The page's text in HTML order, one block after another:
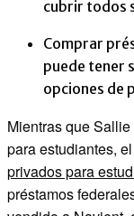
cubrir todos
Comprar
puede tener
opciones de
Mientras que
para estudiantes,
privados para
préstamos